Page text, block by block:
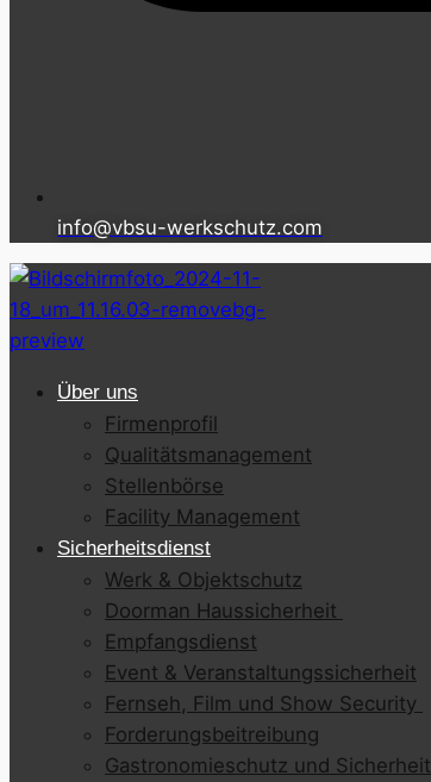
info@vbsu-werkschutz.com
Über uns
Firmenprofil
Qualitätsmanagement
Stellenbörse
Facility Management
Sicherheitsdienst
Werk & Objektschutz
Doorman Haussicherheit
Empfangsdienst
Event & Veranstaltungssicherheit
Fernseh, Film und Show Security
Forderungsbeitreibung
Gastronomieschutz und Sicherheit